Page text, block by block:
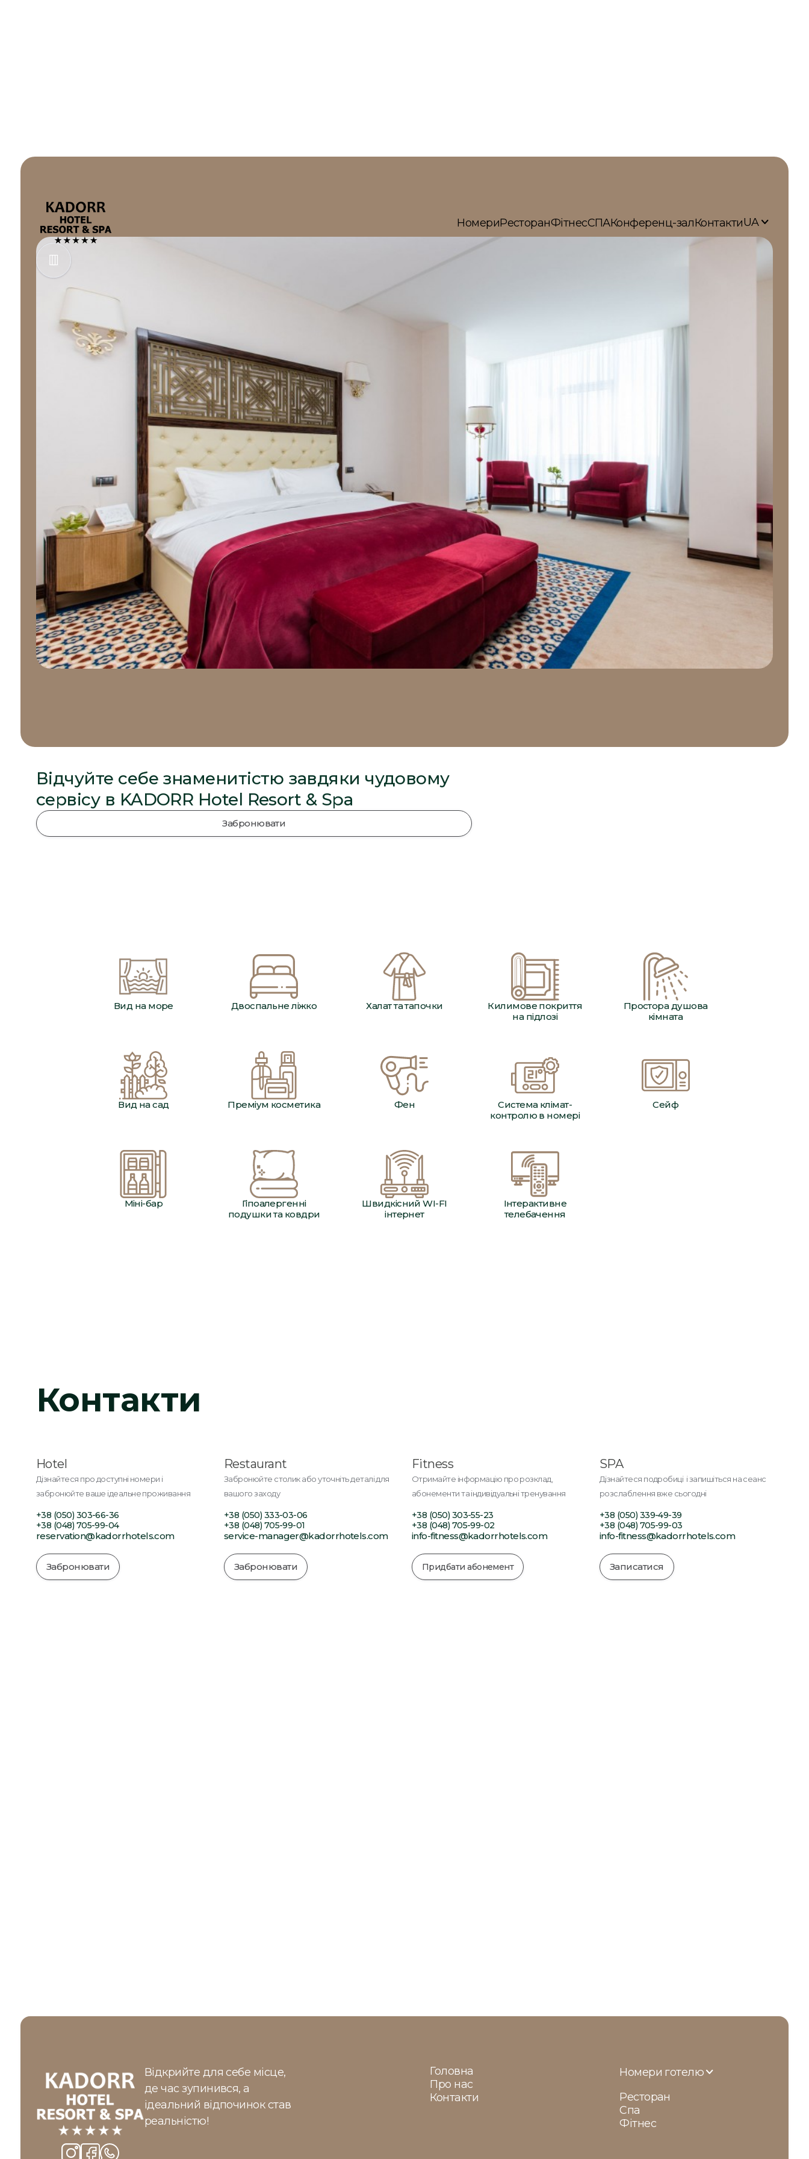
НомериРесторанФітнесСПАКонференц-залКонтактиUA
Відчуйте себе знаменитістю завдяки чудовому
сервісу в KADORR Hotel Resort & Spa
Забронювати
Вид на море Двоспальне ліжко Халат та тапочки
Килимове покриття
на підлозі
Простора душова
кімната
Вид на сад Преміум косметика Фен
Система клімат-
контролю в номері
Сейф
Міні-бар
Гіпоалергенні
подушки та ковдри
Швидкісний WI-FI
інтернет
Інтерактивне
телебачення
Контакти
Hotel
Дізнайтеся про доступні номери і
забронюйте ваше ідеальне проживання
+38 (050) 303-66-36
+38 (048) 705-99-04
reservation@kadorrhotels.com
Забронювати
Restaurant
Забронюйте столик або уточніть деталі для
вашого заходу
+38 (050) 333-03-06
+38 (048) 705-99-01
service-manager@kadorrhotels.com
Забронювати
Fitness
Отримайте інформацію про розклад,
абонементи та індивідуальні тренування
+38 (050) 303-55-23
+38 (048) 705-99-02
info-fitness@kadorrhotels.com
Придбати абонемент
SPA
Дізнайтеся подробиці і запишіться на сеанс
розслаблення вже сьогодні
+38 (050) 339-49-39
+38 (048) 705-99-03
info-fitness@kadorrhotels.com
Записатися
Відкрийте для себе місце,
де час зупинився, а
ідеальний відпочинок став
реальністю!
Головна
Про нас
Контакти
Номери готелю 
Ресторан
Спа
Фітнес